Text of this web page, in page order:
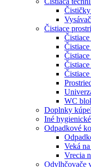
Čistiace
WC
Doplnky
Iné
Odpadkové
Veká
Vrecia
Odvlhčovače